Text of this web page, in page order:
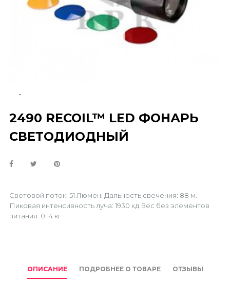
2490 RECOIL™ LED ФОНАРЬ
СВЕТОДИОДНЫЙ
Световой поток: 51 Люмен. Дальность свечения: 88 м.
Пиковая интенсивность луча: 1930 кд Вес без элементов
питания: 0.14 кг
ОПИСАНИЕ ПОДРОБНЕЕ О ТОВАРЕ ОТЗЫВЫ